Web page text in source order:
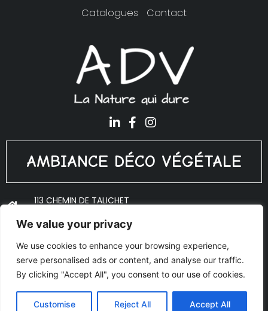
We value your privacy
We use cookies to enhance your browsing experience,
serve personalised ads or content, and analyse our traffic.
By clicking "Accept All", you consent to our use of cookies.
Customise Reject All Accept All
Catalogues
Contact
AMBIANCE DÉCO VÉGÉTALE
113 CHEMIN DE TALICHET
ADV@PLANTES-INTERIEUR.FR
06 18 10 53 27
© Copyright 2020 Ambiance Déco Végétale - Réalisé par
AJOO
Mentions légales